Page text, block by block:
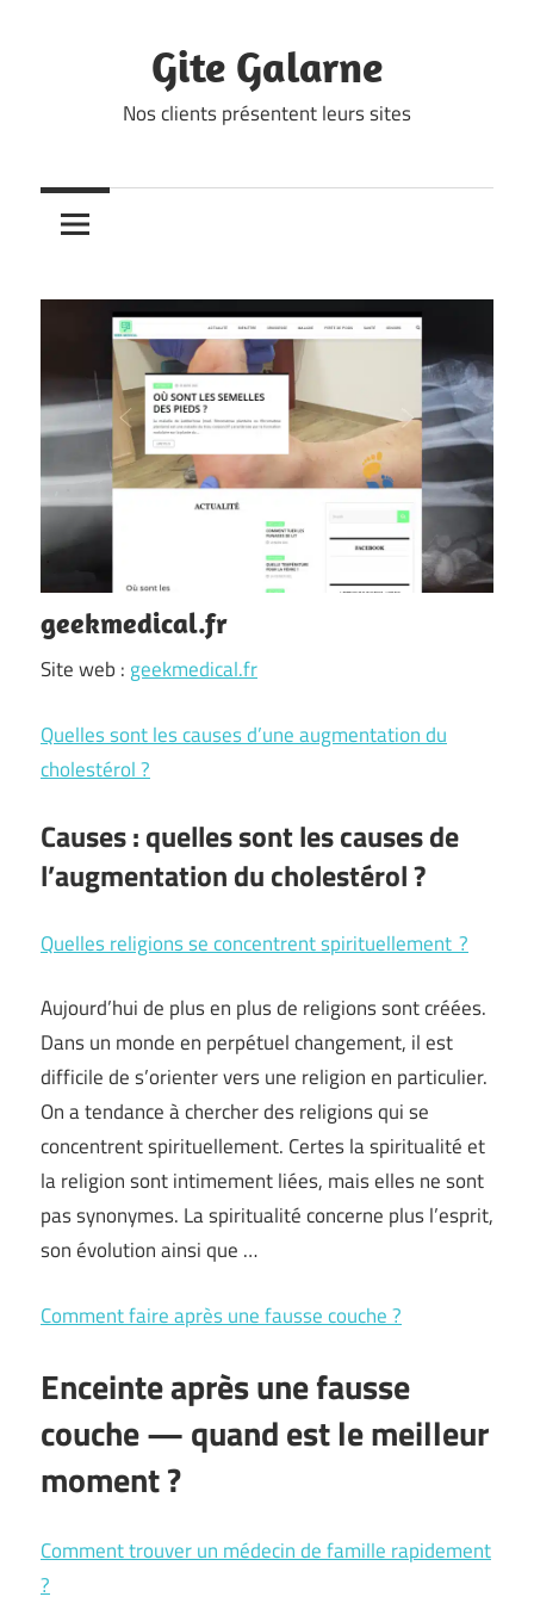
Gite Galarne
Nos clients présentent leurs sites
geekmedical.fr
Site web : geekmedical.fr
Quelles sont les causes d’une augmentation du
cholestérol ?
Causes : quelles sont les causes de
l’augmentation du cholestérol ?
Quelles religions se concentrent spirituellement ?
Aujourd’hui de plus en plus de religions sont créées.
Dans un monde en perpétuel changement, il est
difficile de s’orienter vers une religion en particulier.
On a tendance à chercher des religions qui se
concentrent spirituellement. Certes la spiritualité et
la religion sont intimement liées, mais elles ne sont
pas synonymes. La spiritualité concerne plus l’esprit,
son évolution ainsi que …
Comment faire après une fausse couche ?
Enceinte après une fausse
couche — quand est le meilleur
moment ?
Comment trouver un médecin de famille rapidement
?